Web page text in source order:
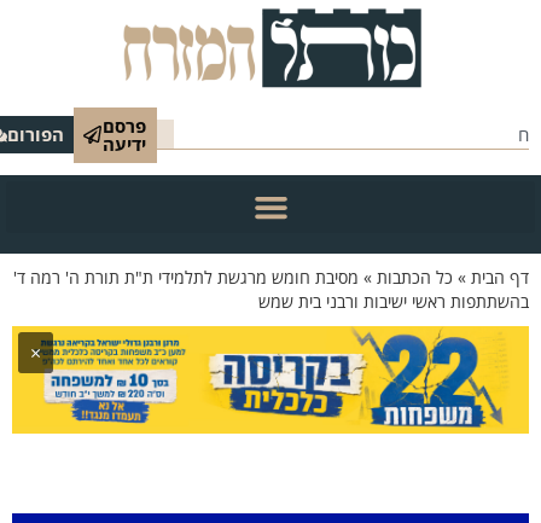
פרסם
ידיעה הפורום
הבית»כל הכתבות»מסיבת חומש מרגשת לתלמידי ת"ת תורת ה' רמה ד'
ראשי ישיבות ורבני בית שמש
×